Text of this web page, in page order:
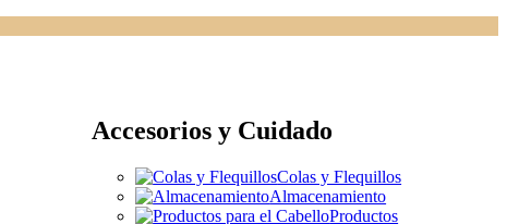
Accesorios y Cuidado
Colas y Flequillos
Almacenamiento
Productos